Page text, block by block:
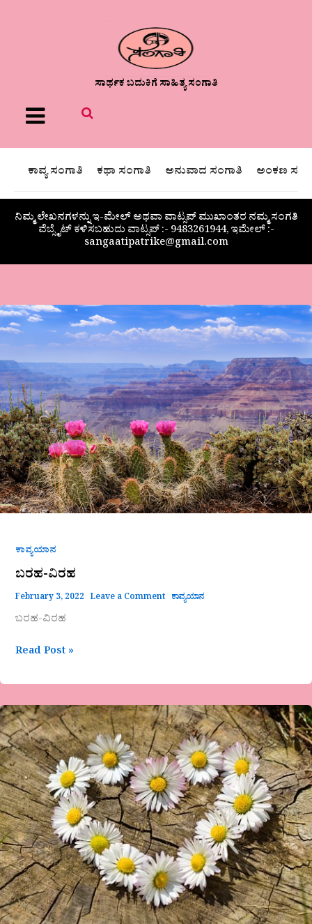
ಸಾರ್ಥಕ ಬದುಕಿಗೆ ಸಾಹಿತ್ಯ ಸಂಗಾತಿ
Menu
ಕಾವ್ಯ ಸಂಗಾತಿ ಕಥಾ ಸಂಗಾತಿ ಅನುವಾದ ಸಂಗಾತಿ ಅಂಕಣ
ನಿಮ್ಮ ಲೇಖನಗಳನ್ನು ಇ-ಮೇಲ್ ಅಥವಾ ವಾಟ್ಸಪ್ ಮುಖಾಂತರ ನಮ್ಮ ಸಂಗತಿ
ವೆಬ್ಸೈಟ್ ಕಳಿಸಬಹುದು ವಾಟ್ಸಪ್‌ :- 9483261944, ಇಮೇಲ್ :-
sangaatipatrike@gmail.com
ಕಾವ್ಯಯಾನ
ಬರಹ-ವಿರಹ
February 3, 2022 Leave a Comment ಕಾವ್ಯಯಾನ
ಬರಹ-ವಿರಹ
ಬರಹ-
ವಿರಹ
Read Post »
ಗಜಲ್